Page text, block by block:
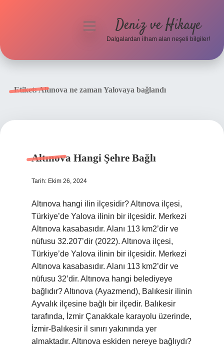
menüyü
Deniz ve Hikaye
Dalgalardan ilham alan neşeli bilgiler!
Etiket:Altınova ne zaman Yalovaya bağlandı
Altınova Hangi Şehre Bağlı
Tarih: Ekim 26, 2024
Altınova hangi ilin ilçesidir? Altınova ilçesi,
Türkiye’de Yalova ilinin bir ilçesidir. Merkezi
Altınova kasabasıdır. Alanı 113 km2’dir ve
nüfusu 32.207’dir (2022). Altınova ilçesi,
Türkiye’de Yalova ilinin bir ilçesidir. Merkezi
Altınova kasabasıdır. Alanı 113 km2’dir ve
nüfusu 32’dir. Altınova hangi belediyeye
bağlıdır? Altınova (Ayazmend), Balıkesir ilinin
Ayvalık ilçesine bağlı bir ilçedir. Balıkesir
tarafında, İzmir Çanakkale karayolu üzerinde,
İzmir-Balıkesir il sınırı yakınında yer
almaktadır. Altınova eskiden nereye bağlıydı?